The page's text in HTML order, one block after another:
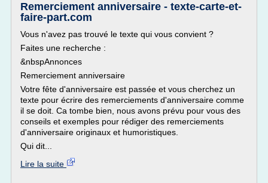
Remerciement anniversaire - texte-carte-et-
faire-part.com
Vous n'avez pas trouvé le texte qui vous convient ?
Faites une recherche :
&nbspAnnonces
Remerciement anniversaire
Votre fête d'anniversaire est passée et vous cherchez un
texte pour écrire des remerciements d'anniversaire comme
il se doit. Ca tombe bien, nous avons prévu pour vous des
conseils et exemples pour rédiger des remerciements
d'anniversaire originaux et humoristiques.
Qui dit...
Lire la suite